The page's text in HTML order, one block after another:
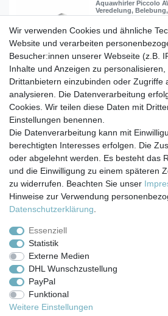
Aquawhirler Piccolo
Veredelung,
114,90 € *
In den
*inkl. ges. MwSt.zzgl.
Impressum
Barrierefreiheitserklärung
Versand- &
Wir verwenden Cookies und ähnliche
Website und verarbeiten
Besucher:innen unserer Webseite (z.B.
Inhalte und Anzeigen zu personalisieren,
Drittanbietern einzubinden oder Zugriffe
analysieren. Die Datenverarbeitung
Cookies. Wir teilen diese Daten mit
Einstellungen benennen.
Die Datenverarbeitung kann mit
berechtigten Interesses erfolgen. Die
oder abgelehnt werden. Es besteht das
und die Einwilligung zu einem späteren
zu widerrufen. Beachten Sie unser
Hinweise zur Verwendung
Daten­schutz­erklärung
Essenziell
Statistik
Externe Medien
DHL Wunschzustellung
PayPal
Funktional
Weitere Einstellungen